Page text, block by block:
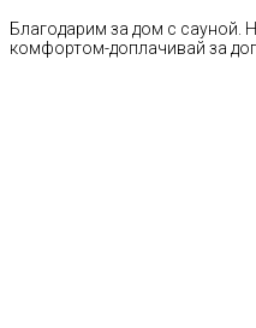
Благодарим за дом с сауной.
комфортом-доплачивай за